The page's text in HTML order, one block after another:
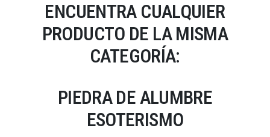
ENCUENTRA CUALQUIER
PRODUCTO DE LA MISMA
CATEGORÍA:
PIEDRA DE ALUMBRE
ESOTERISMO